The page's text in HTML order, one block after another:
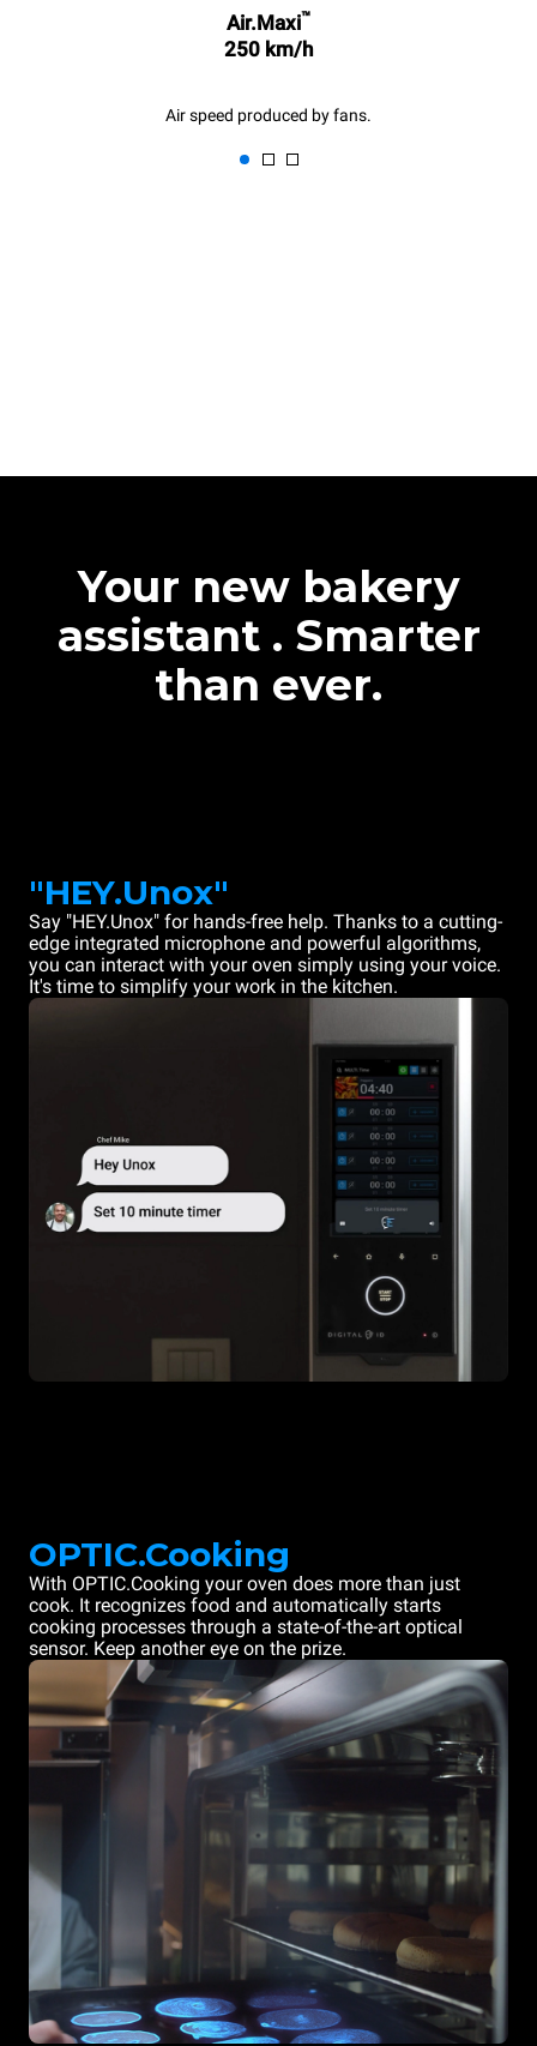
Air.Maxi™
250 km/h
Air speed produced by fans.
Your new bakery
assistant . Smarter
than ever.
"HEY.Unox"
Say "HEY.Unox" for hands-free help. Thanks to a cutting-
edge integrated microphone and powerful algorithms,
you can interact with your oven simply using your voice.
It's time to simplify your work in the kitchen.
OPTIC.Cooking
With OPTIC.Cooking your oven does more than just
cook. It recognizes food and automatically starts
cooking processes through a state-of-the-art optical
sensor. Keep another eye on the prize.